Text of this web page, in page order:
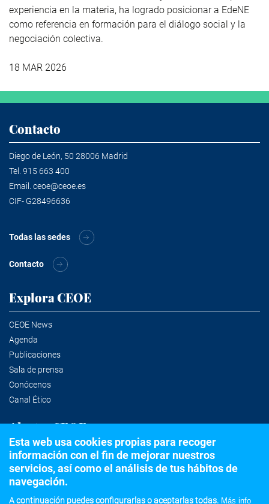
experiencia en la materia, ha logrado posicionar a EdeNE
como referencia en formación para el diálogo social y la
negociación colectiva.
18 MAR 2026
Contacto
Diego de León, 50 28006 Madrid
Tel. 915 663 400
Email. ceoe@ceoe.es
CIF- G28496636
Todas las sedes
Contacto
Explora CEOE
CEOE News
Agenda
Publicaciones
Sala de prensa
Conócenos
Canal Ético
Alertas CEOE
Suscríbete a la newsletter
Esta web usa cookies propias para recoger
información con el fin de mejorar nuestros
servicios, así como el análisis de tus hábitos de
navegación.
A continuación puedes configurarlas o aceptarlas todas. Más info